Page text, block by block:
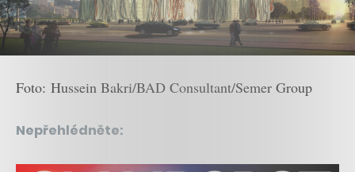
Foto: Hussein Bakri/BAD Consultant/Semer Group
Nepřehlédněte: